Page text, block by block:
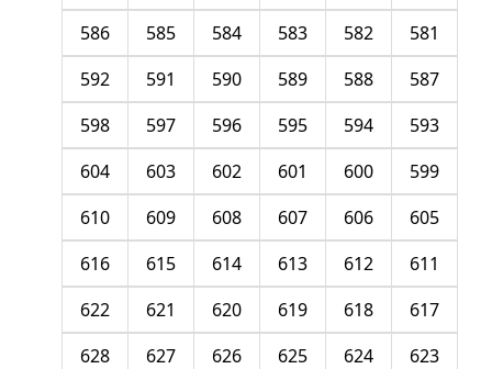
581
582
583
584
585
586
587
588
589
590
591
592
593
594
595
596
597
598
599
600
601
602
603
604
605
606
607
608
609
610
611
612
613
614
615
616
617
618
619
620
621
622
623
624
625
626
627
628